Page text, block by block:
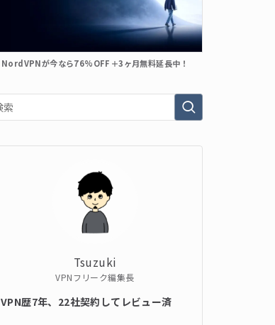
NordVPNが今なら76%OFF＋3ヶ月無料延長中！
Tsuzuki
VPNフリーク編集長
VPN歴7年、22社契約してレビュー済